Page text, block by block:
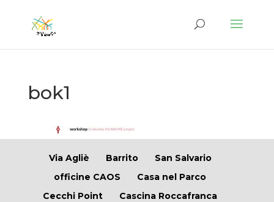
bok1
Via Agliè Barrito
San Salvario
officine CAOS
Casa nel Parco
Cecchi Point
Cascina Roccafranca